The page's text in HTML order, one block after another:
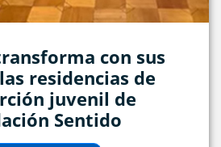
con sus
residencias de
juvenil de
Sentido